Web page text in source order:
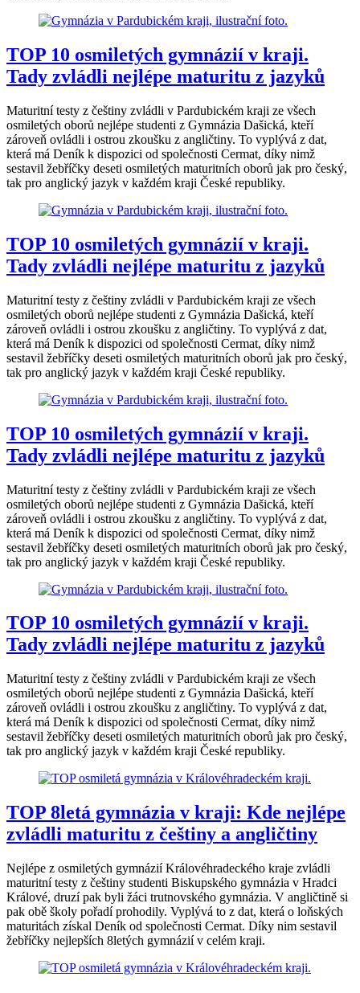
TOP 10 osmiletých gymnázií v kraji.
Tady zvládli nejlépe maturitu z jazyků
Maturitní testy z češtiny zvládli v Pardubickém kraji ze všech
osmiletých oborů nejlépe studenti z Gymnázia Dašická, kteří
zároveň ovládli i ostrou zkoušku z angličtiny. To vyplývá z dat,
která má Deník k dispozici od společnosti Cermat, díky nimž
sestavil žebříčky deseti osmiletých maturitních oborů jak pro český,
tak pro anglický jazyk v každém kraji České republiky.
TOP 10 osmiletých gymnázií v kraji.
Tady zvládli nejlépe maturitu z jazyků
Maturitní testy z češtiny zvládli v Pardubickém kraji ze všech
osmiletých oborů nejlépe studenti z Gymnázia Dašická, kteří
zároveň ovládli i ostrou zkoušku z angličtiny. To vyplývá z dat,
která má Deník k dispozici od společnosti Cermat, díky nimž
sestavil žebříčky deseti osmiletých maturitních oborů jak pro český,
tak pro anglický jazyk v každém kraji České republiky.
TOP 10 osmiletých gymnázií v kraji.
Tady zvládli nejlépe maturitu z jazyků
Maturitní testy z češtiny zvládli v Pardubickém kraji ze všech
osmiletých oborů nejlépe studenti z Gymnázia Dašická, kteří
zároveň ovládli i ostrou zkoušku z angličtiny. To vyplývá z dat,
která má Deník k dispozici od společnosti Cermat, díky nimž
sestavil žebříčky deseti osmiletých maturitních oborů jak pro český,
tak pro anglický jazyk v každém kraji České republiky.
TOP 10 osmiletých gymnázií v kraji.
Tady zvládli nejlépe maturitu z jazyků
Maturitní testy z češtiny zvládli v Pardubickém kraji ze všech
osmiletých oborů nejlépe studenti z Gymnázia Dašická, kteří
zároveň ovládli i ostrou zkoušku z angličtiny. To vyplývá z dat,
která má Deník k dispozici od společnosti Cermat, díky nimž
sestavil žebříčky deseti osmiletých maturitních oborů jak pro český,
tak pro anglický jazyk v každém kraji České republiky.
TOP 8letá gymnázia v kraji: Kde nejlépe
zvládli maturitu z češtiny a angličtiny
Nejlépe z osmiletých gymnázií Královéhradeckého kraje zvládli
maturitní testy z češtiny studenti Biskupského gymnázia v Hradci
Králové, druzí pak byli žáci trutnovského gymnázia. V angličtině si
pak obě školy pořadí prohodily. Vyplývá to z dat, která o loňských
maturitách získal Deník od společnosti Cermat. Díky nim sestavil
žebříčky nejlepších 8letých gymnázií v celém kraji.